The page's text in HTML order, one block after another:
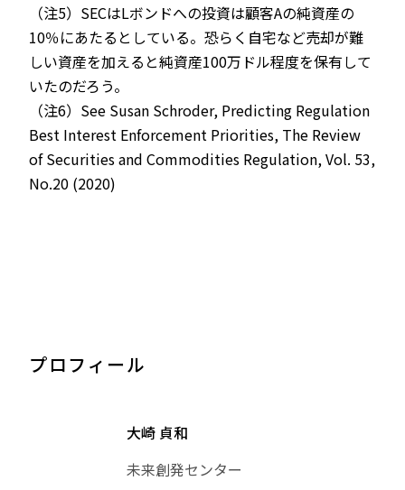
（注5）SECはLボンドへの投資は顧客Aの純資産の
10％にあたるとしている。恐らく自宅など売却が難
しい資産を加えると純資産100万ドル程度を保有して
いたのだろう。
（注6）See Susan Schroder, Predicting Regulation
Best Interest Enforcement Priorities, The Review
of Securities and Commodities Regulation, Vol. 53,
No.20 (2020)
プロフィール
大崎 貞和
未来創発センター